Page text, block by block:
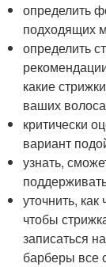
определить
подходящих
определить
какие
ваших
критически
вариант
узнать,
уточнить,
чтобы
записаться
барберы все